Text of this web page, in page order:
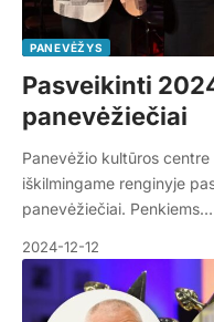
PANEVĖŽYS
Pasveikinti
panevėžiečiai
Panevėžio kultūros
iškilmingame renginyje
panevėžiečiai. Penkiems…
2024-12-12